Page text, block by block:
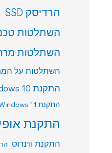
הרדיסק SSD
השתלטות
השתלטות
השתלטות על
התקנת Windows 10
התקנת Windows 11
התקנת
התקנת ווינדוס